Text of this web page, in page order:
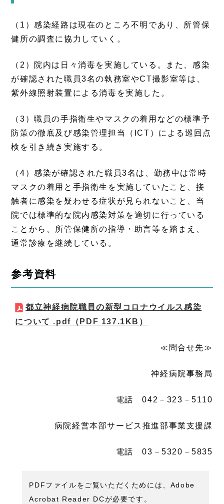
（1）感染経路は現在のところ不明であり、所管保
健所の調査に協力していく。
（2）院内は日々消毒を実施している。また、感染
が確認された職員3名の執務室やCT撮影室等は、
紫外線照射装置による消毒を実施した。
（3）職員の手指衛生やマスクの着用などの標準予
防策の徹底及び感染管理担当（ICT）による巡回点
検を引き続き実施する。
（4）感染が確認された職員3名は、勤務中は常時
マスクの着用と手指衛生を実施していたこと、接
触者に感染を疑わせる症状が見られないこと、当
院では標準的な院内感染対策を適切に行っている
ことから、所管保健所の指導・助言等を踏まえ、
通常診療を継続している。
参考資料
都立神経病院職員の新型コロナウイルス感染
について .pdf （PDF 137.1KB）
≪問合せ先≫
神経病院事務局
電話 042－323－5110
病院経営本部サービス推進部事業支援課
電話 03－5320－5835
PDFファイルをご覧いただくためには、Adobe
Acrobat Reader DCが必要です。